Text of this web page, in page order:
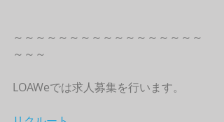
～～～～～～～～～～～～～～～～～
～～～
LOAWeでは求人募集を行います。